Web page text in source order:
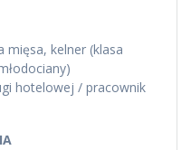
mięsa, kelner (klasa
hotelowej / pracownik